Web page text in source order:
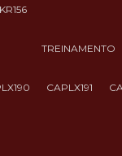
TREINAMENTO
CAPLX191